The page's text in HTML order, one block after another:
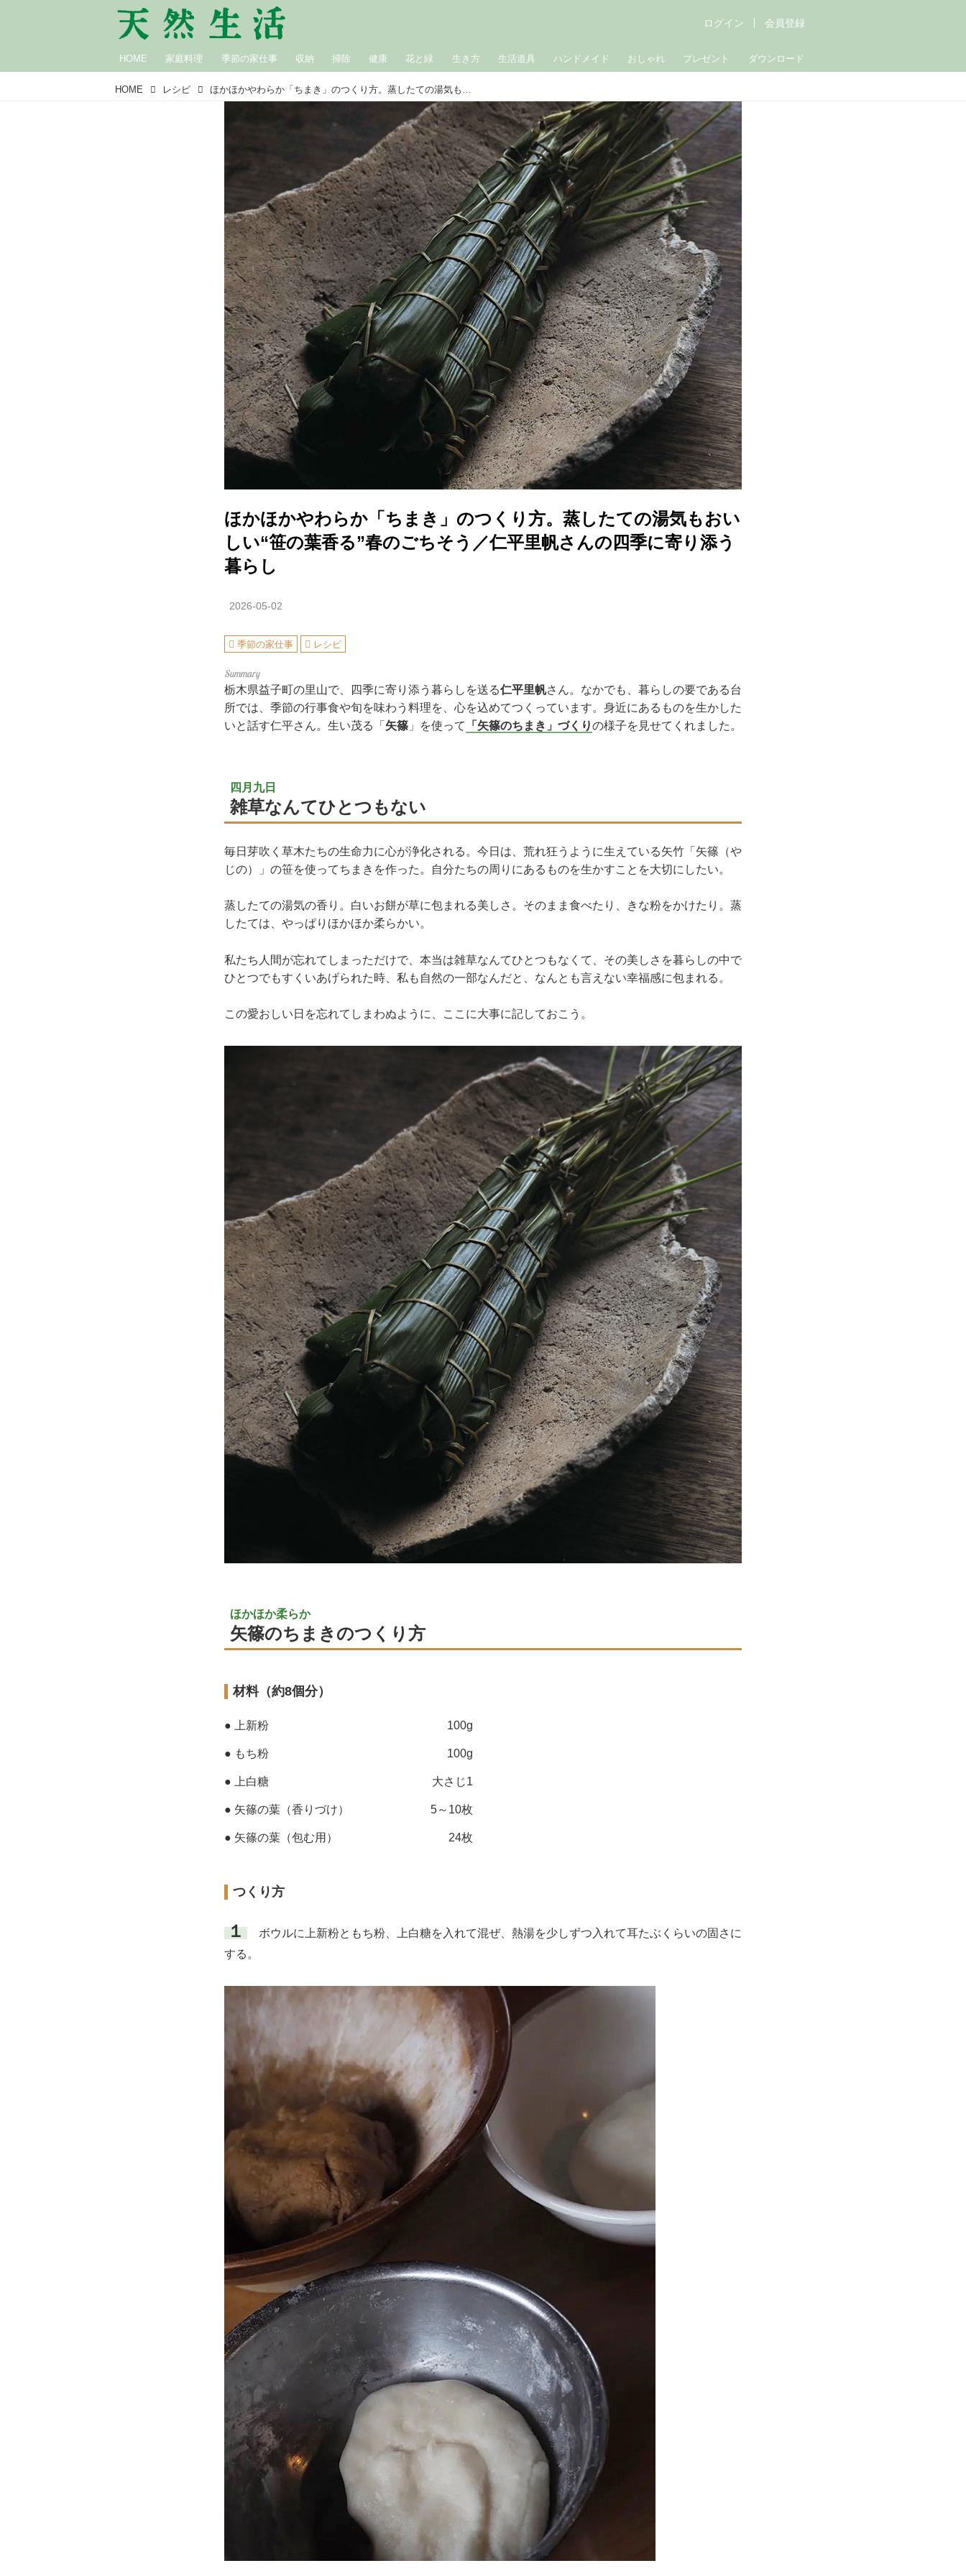
HOME 家庭料理 季節の家仕事 収納 掃除 健康 花と緑 生き方 生活道具 ハンドメイド おしゃれ プレゼント ダウンロード
ログイン 会員登録
HOME レシピ ほかほかやわらか「ちまき」のつくり方。蒸したての湯気もおいしい“笹の葉香る”春のごちそう／仁平里帆さんの四季に寄り添う暮らし
ほかほかやわらか「ちまき」のつくり方。蒸したての湯気もおい
しい“笹の葉香る”春のごちそう／仁平里帆さんの四季に寄り添う
暮らし
2026-05-02
季節の家仕事 レシピ
栃木県益子町の里山で、四季に寄り添う暮らしを送る仁平里帆さん。なかでも、暮らしの要である台
所では、季節の行事食や旬を味わう料理を、心を込めてつくっています。身近にあるものを生かした
いと話す仁平さん。生い茂る「 矢篠 」を使って 「矢篠のちまき」づくりの様子を見せてくれました。
四月九日
雑草なんてひとつもない
毎日芽吹く草木たちの生命力に心が浄化される。今日は、荒れ狂うように生えている矢竹「矢篠（や
じの）」の笹を使ってちまきを作った。自分たちの周りにあるものを生かすことを大切にしたい。
蒸したての湯気の香り。白いお餅が草に包まれる美しさ。そのまま食べたり、きな粉をかけたり。蒸
したては、やっぱりほかほか柔らかい。
私たち人間が忘れてしまっただけで、本当は雑草なんてひとつもなくて、その美しさを暮らしの中で
ひとつでもすくいあげられた時、私も自然の一部なんだと、なんとも言えない幸福感に包まれる。
この愛おしい日を忘れてしまわぬように、ここに大事に記しておこう。
ほかほか柔らか
矢篠のちまきのつくり方
材料（約8個分）
● 上新粉 100g
● もち粉 100g
● 上白糖 大さじ1
● 矢篠の葉（香りづけ） 5～10枚
● 矢篠の葉（包む用） 24枚
つくり方
１
ボウルに上新粉ともち粉、上白糖を入れて混ぜ、熱湯を少しずつ入れて耳たぶくらいの固さに
する。